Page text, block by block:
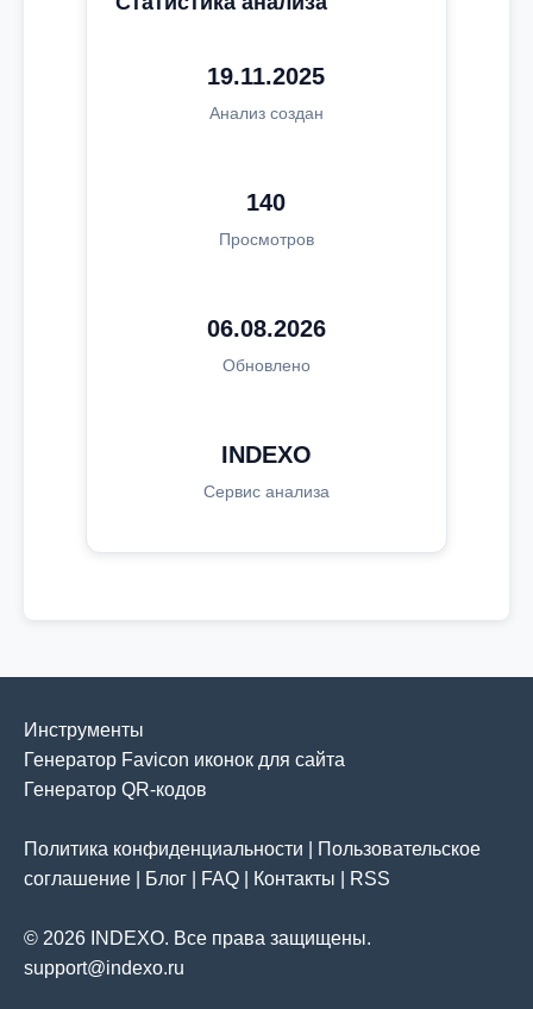
19.11.2025
Анализ создан
140
Просмотров
06.08.2026
Обновлено
INDEXO
Сервис анализа
Инструменты
Генератор Favicon иконок для сайта
Генератор QR-кодов
Политика конфиденциальности
Пользовательское
соглашение
Блог FAQ Контакты RSS
© 2026 INDEXO. Все права защищены.
support@indexo.ru